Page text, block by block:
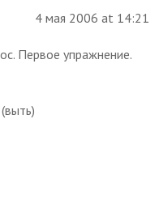
4 мая 2006 at 14:21
Первое упражнение.